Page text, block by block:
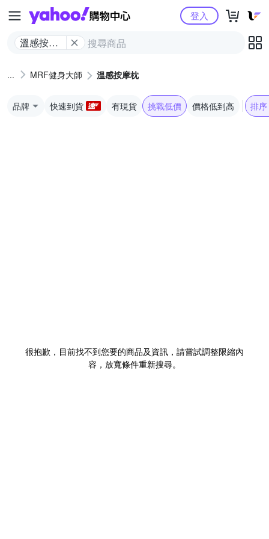
Yahoo購物中心
溫感按摩
登入
MRF健身大師 溫感按摩枕
品牌 快速到貨 有現貨 挑戰低價 價格低到高 排序
很抱歉，目前找不到您要的商品及資訊，請嘗試調整限縮內
容，放寬條件重新搜尋。